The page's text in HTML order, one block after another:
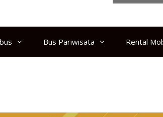
Bus Pariwisata Rental